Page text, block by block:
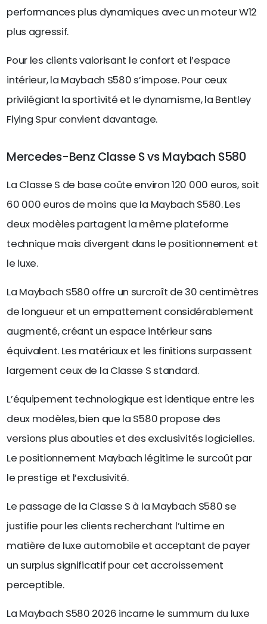
performances plus dynamiques avec un moteur W12
plus agressif.
Pour les clients valorisant le confort et l’espace
intérieur, la Maybach S580 s’impose. Pour ceux
privilégiant la sportivité et le dynamisme, la Bentley
Flying Spur convient davantage.
Mercedes-Benz Classe S vs Maybach S580
La Classe S de base coûte environ 120 000 euros, soit
60 000 euros de moins que la Maybach S580. Les
deux modèles partagent la même plateforme
technique mais divergent dans le positionnement et
le luxe.
La Maybach S580 offre un surcroît de 30 centimètres
de longueur et un empattement considérablement
augmenté, créant un espace intérieur sans
équivalent. Les matériaux et les finitions surpassent
largement ceux de la Classe S standard.
L’équipement technologique est identique entre les
deux modèles, bien que la S580 propose des
versions plus abouties et des exclusivités logicielles.
Le positionnement Maybach légitime le surcoût par
le prestige et l’exclusivité.
Le passage de la Classe S à la Maybach S580 se
justifie pour les clients recherchant l’ultime en
matière de luxe automobile et acceptant de payer
un surplus significatif pour cet accroissement
perceptible.
La Maybach S580 2026 incarne le summum du luxe